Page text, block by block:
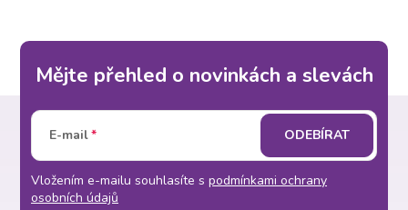
Mějte přehled o novinkách a slevách
E-mail
Vložením e-mailu souhlasíte s podmínkami ochrany
osobních údajů
ODEBÍRAT